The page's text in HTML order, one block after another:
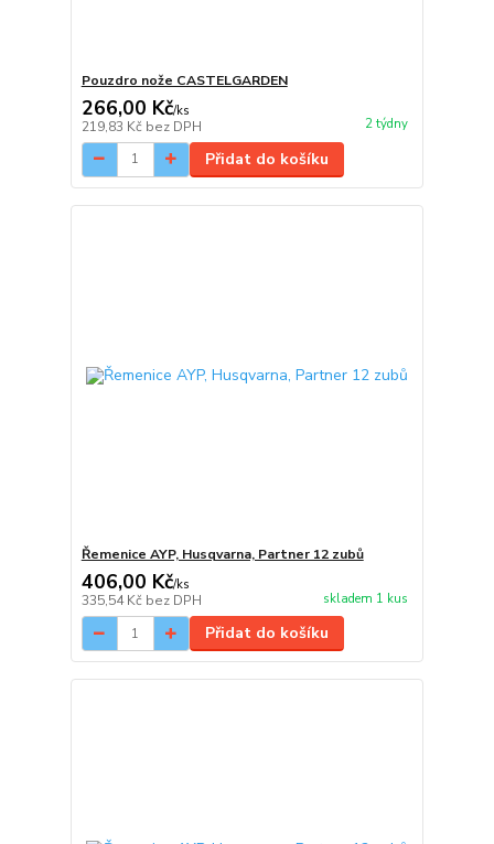
Pouzdro nože CASTELGARDEN
266,00 Kč/ks
219,83 Kč bez DPH 2 týdny
Přidat do košíku
Řemenice AYP, Husqvarna, Partner 12 zubů
406,00 Kč/ks
335,54 Kč bez DPH skladem 1 kus
Přidat do košíku